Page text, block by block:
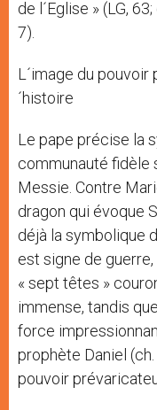
de l´Eglise » (LG,
7).
L´image du pouvoir
´histoire
Le pape précise la
communauté fidèle
Messie. Contre
dragon qui évoque
déjà la symbolique
est signe de
« sept têtes »
immense, tandis
force
prophète Daniel
pouvoir